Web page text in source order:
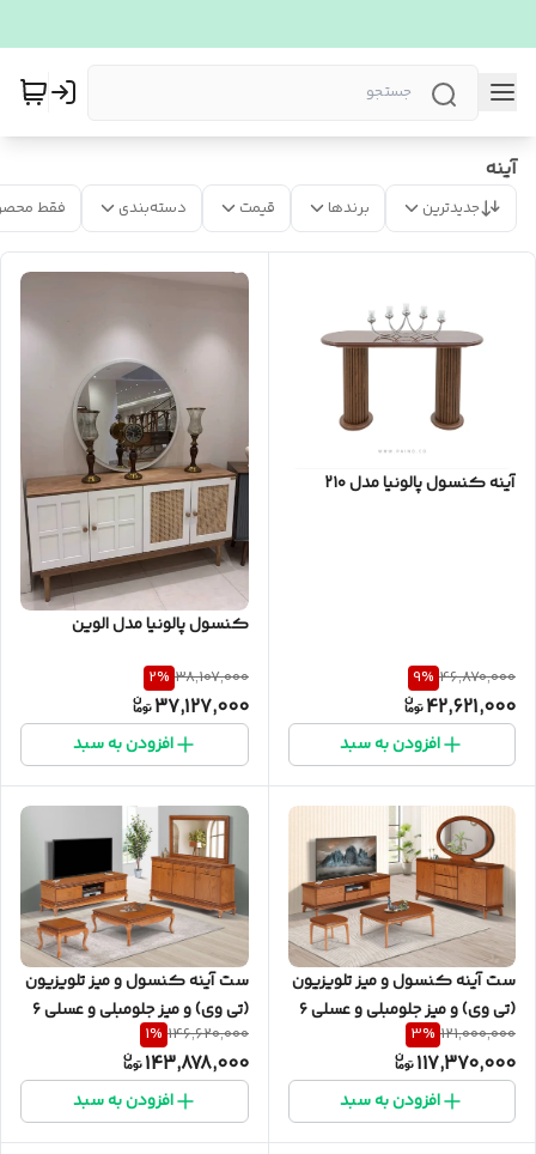
آینه
جدیدترین برندها قیمت دسته‌بندی فقط
آینه کنسول پالونیا مدل ۲۱۰
46,870,000
9%
42,621,000
افزودن به سبد
کنسول پالونیا مدل الوین
38,107,000
2%
37,127,000
افزودن به سبد
ست آینه کنسول و میز تلویزیون
(تی وی) و میز جلومبلی و عسلی ۶
تکه پالونیا مدل ۲۰۶
121,000,000
3%
117,370,000
افزودن به سبد
ست آینه کنسول و میز تلویزیون
(تی وی) و میز جلومبلی و عسلی ۶
تکه پالونیا مدل ۲۰۵
146,620,000
1%
143,878,000
افزودن به سبد